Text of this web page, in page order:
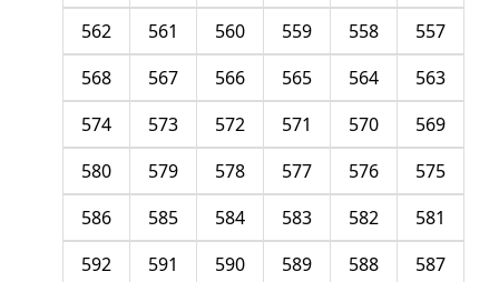
557
558
559
560
561
562
563
564
565
566
567
568
569
570
571
572
573
574
575
576
577
578
579
580
581
582
583
584
585
586
587
588
589
590
591
592